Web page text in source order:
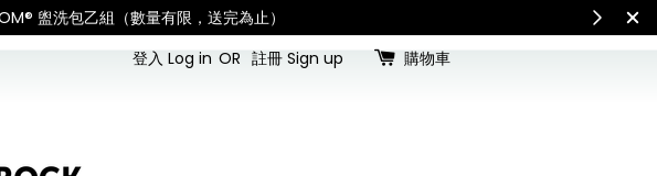
International Shipping: Recipient is responsible for all
登入 Log in OR 註冊 Sign up 購物車